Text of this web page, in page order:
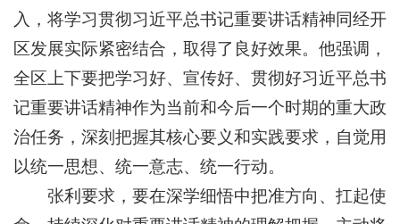
入，将学习贯彻习近平总书记重要讲话精神同经开
区发展实际紧密结合，取得了良好效果。他强调，
全区上下要把学习好、宣传好、贯彻好习近平总书
记重要讲话精神作为当前和今后一个时期的重大政
治任务，深刻把握其核心要义和实践要求，自觉用
以统一思想、统一意志、统一行动。
张利要求，要在深学细悟中把准方向、扛起使